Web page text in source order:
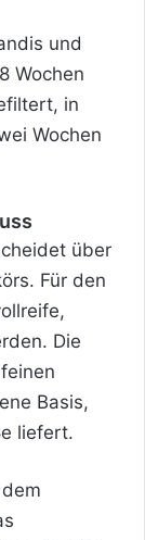
und
Wochen
in
Wochen
über
Für den
Die
Basis,
liefert.